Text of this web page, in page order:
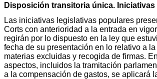
Disposición transitoria única. Iniciativas
Las iniciativas legislativas populares
Corts con anterioridad a la entrada en
regirán por lo dispuesto en la ley que
fecha de su presentación en lo relativo a
materias excluidas y recogida de firmas.
aspectos, incluidos la tramitación
a la compensación de gastos, se aplicará